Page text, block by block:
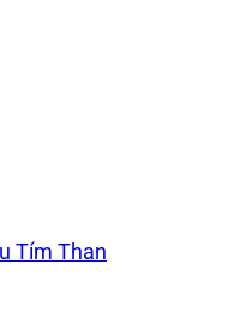
Tím Than